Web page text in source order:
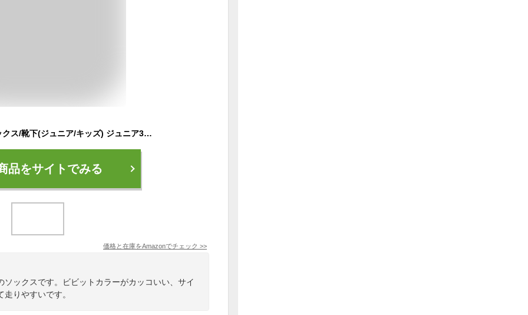
[ニューバランス] ソックス/靴下(ジュニア/キッズ) ジュニア3Pソックスショートレングスボーイズ AS4(アソートカラー4) S
品をサイトでみる
価格と在庫をAmazonでチェック >>
ックスです。ビビットカラーがカッコいい、サイ
りやすいです。